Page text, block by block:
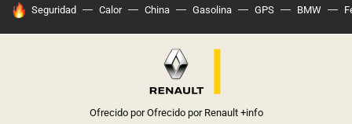
HOY SE HABLA DE
Seguridad Calor China Gasolina GPS BMW
Ofrecido por Ofrecido por Renault +info